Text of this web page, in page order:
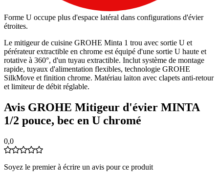
Forme U occupe plus d'espace latéral dans configurations d'évier
étroites.
Le mitigeur de cuisine GROHE Minta 1 trou avec sortie U et
pérérateur extractible en chrome est équipé d'une sortie U haute et
rotative à 360°, d'un tuyau extractible. Inclut système de montage
rapide, tuyaux d'alimentation flexibles, technologie GROHE
SilkMove et finition chrome. Matériau laiton avec clapets anti-retour
et limiteur de débit réglable.
Avis GROHE Mitigeur d'évier MINTA
1/2 pouce, bec en U chromé
0,0
Soyez le premier à écrire un avis pour ce produit